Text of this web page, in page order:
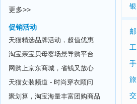
更多>>
促销活动
天猫精选品牌活动，超值优惠
淘宝亲宝贝母婴场景导购平台
网购上京东商城，省钱又放心
天猫女装频道 - 时尚穿衣顾问
聚划算，淘宝海量丰富团购商品